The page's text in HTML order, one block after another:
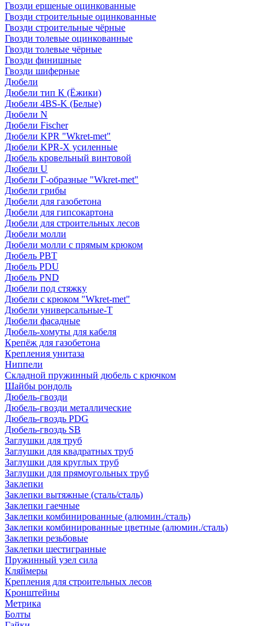
Гвозди ершеные оцинкованные
Гвозди строительные оцинкованные
Гвозди строительные чёрные
Гвозди толевые оцинкованные
Гвозди толевые чёрные
Гвозди финишные
Гвозди шиферные
Дюбели
Дюбели тип К (Ёжики)
Дюбели 4BS-K (Белые)
Дюбели N
Дюбели Fischer
Дюбели KPR "Wkret-met"
Дюбели KPR-Х усиленные
Дюбель кровельный винтовой
Дюбели U
Дюбели Г-образные "Wkret-met"
Дюбели грибы
Дюбели для газобетона
Дюбели для гипсокартона
Дюбели для строительных лесов
Дюбели молли
Дюбели молли с прямым крюком
Дюбель PBT
Дюбель PDU
Дюбель PND
Дюбели под стяжку
Дюбели с крюком "Wkret-met"
Дюбели универсальные-Т
Дюбели фасадные
Дюбель-хомуты для кабеля
Крепёж для газобетона
Крепления унитаза
Ниппели
Складной пружинный дюбель с крючком
Шайбы рондоль
Дюбель-гвозди
Дюбель-гвозди металлические
Дюбель-гвоздь PDG
Дюбель-гвоздь SB
Заглушки для труб
Заглушки для квадратных труб
Заглушки для круглых труб
Заглушки для прямоугольных труб
Заклепки
Заклепки вытяжные (сталь/сталь)
Заклепки гаечные
Заклепки комбинированные (алюмин./сталь)
Заклепки комбинированные цветные (алюмин./сталь)
Заклепки резьбовые
Заклепки шестигранные
Пружинный узел сила
Кляймеры
Крепления для строительных лесов
Кронштейны
Метрика
Болты